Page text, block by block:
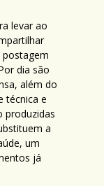
levar ao
postagem
dia são
além do
técnica e
produzidas
a
um
já